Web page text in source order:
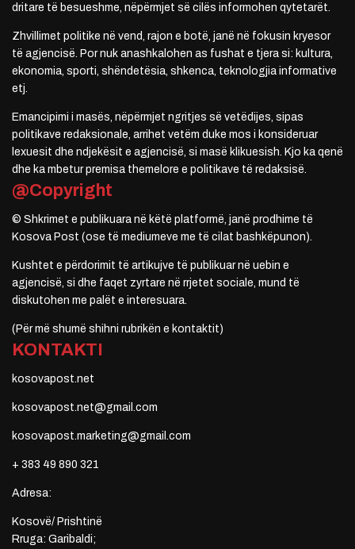
dritare të besueshme, nëpërmjet së cilës informohen qytetarët.
Zhvillimet politike në vend, rajon e botë, janë në fokusin kryesor
të agjencisë. Por nuk anashkalohen as fushat e tjera si: kultura,
ekonomia, sporti, shëndetësia, shkenca, teknologjia informative
etj.
Emancipimi i masës, nëpërmjet ngritjes së vetëdijes, sipas
politikave redaksionale, arrihet vetëm duke mos i konsideruar
lexuesit dhe ndjekësit e agjencisë, si masë klikuesish. Kjo ka qenë
dhe ka mbetur premisa themelore e politikave të redaksisë.
@Copyright
© Shkrimet e publikuara në këtë platformë, janë prodhime të
Kosova Post (ose të mediumeve me të cilat bashkëpunon).
Kushtet e përdorimit të artikujve të publikuar në uebin e
agjencisë, si dhe faqet zyrtare në rrjetet sociale, mund të
diskutohen me palët e interesuara.
(Për më shumë shihni rubrikën e kontaktit)
KONTAKTI
kosovapost.net
kosovapost.net@gmail.com
kosovapost.marketing@gmail.com
+ 383 49 890 321
Adresa:
Kosovë/ Prishtinë
Rruga: Garibaldi;